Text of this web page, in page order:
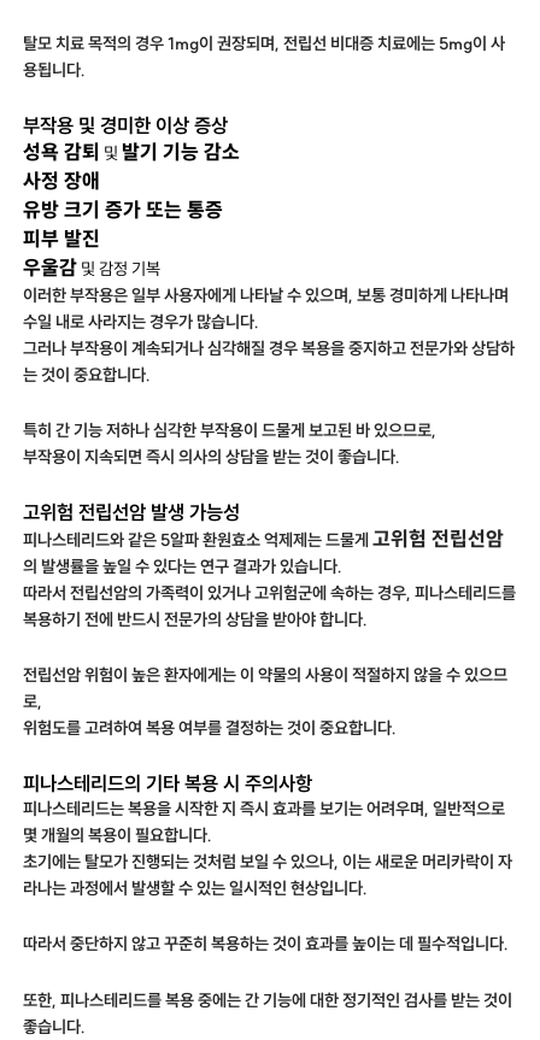
탈모 치료 목적의 경우 1mg이 권장되며, 전립선 비대증 치료에는 5mg이 사
용됩니다.
부작용 및 경미한 이상 증상
성욕 감퇴 및 발기 기능 감소
사정 장애
유방 크기 증가 또는 통증
피부 발진
우울감 및 감정 기복
이러한 부작용은 일부 사용자에게 나타날 수 있으며, 보통 경미하게 나타나며
수일 내로 사라지는 경우가 많습니다.
그러나 부작용이 계속되거나 심각해질 경우 복용을 중지하고 전문가와 상담하
는 것이 중요합니다.
특히 간 기능 저하나 심각한 부작용이 드물게 보고된 바 있으므로,
부작용이 지속되면 즉시 의사의 상담을 받는 것이 좋습니다.
고위험 전립선암 발생 가능성
피나스테리드와 같은 5알파 환원효소 억제제는 드물게고위험 전립선암
의 발생률을 높일 수 있다는 연구 결과가 있습니다.
따라서 전립선암의 가족력이 있거나 고위험군에 속하는 경우, 피나스테리드를
복용하기 전에 반드시 전문가의 상담을 받아야 합니다.
전립선암 위험이 높은 환자에게는 이 약물의 사용이 적절하지 않을 수 있으므
로,
위험도를 고려하여 복용 여부를 결정하는 것이 중요합니다.
피나스테리드의 기타 복용 시 주의사항
피나스테리드는 복용을 시작한 지 즉시 효과를 보기는 어려우며, 일반적으로
몇 개월의 복용이 필요합니다.
초기에는 탈모가 진행되는 것처럼 보일 수 있으나, 이는 새로운 머리카락이 자
라나는 과정에서 발생할 수 있는 일시적인 현상입니다.
따라서 중단하지 않고 꾸준히 복용하는 것이 효과를 높이는 데 필수적입니다.
또한, 피나스테리드를 복용 중에는 간 기능에 대한 정기적인 검사를 받는 것이
좋습니다.